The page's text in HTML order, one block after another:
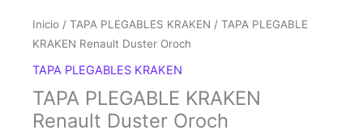
Inicio / TAPA PLEGABLES KRAKEN / TAPA PLEGABLE
KRAKEN Renault Duster Oroch
TAPA PLEGABLES KRAKEN
TAPA PLEGABLE KRAKEN
Renault Duster Oroch